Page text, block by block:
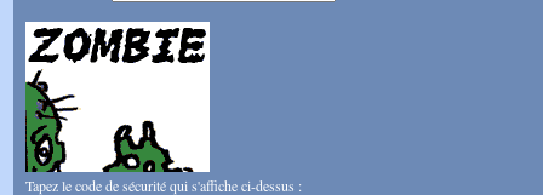
Tapez le code de sécurité qui s'affiche ci-dessus :